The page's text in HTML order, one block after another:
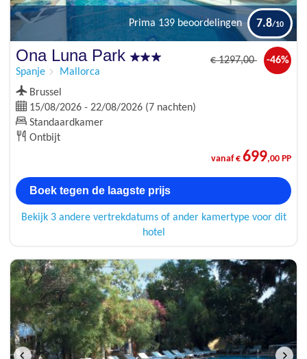
Prima 139 beoordelingen 7.8
Ona Luna Park
Spanje Mallorca
€1297,00 -46%
Brussel
15/08/2026 - 22/08/2026 (7 nachten)
Standaardkamer
Ontbijt
vanaf € 699,00 PP
Boek tegen de laagste prijs
Bekijk 3 andere vertrekdatums of ander kamertype voor dit
hotel